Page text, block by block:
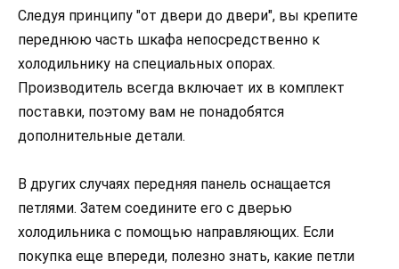
Следуя принципу "от двери до двери", вы крепите
переднюю часть шкафа непосредственно к
холодильнику на специальных опорах.
Производитель всегда включает их в комплект
поставки, поэтому вам не понадобятся
дополнительные детали.
В других случаях передняя панель оснащается
петлями. Затем соедините его с дверью
холодильника с помощью направляющих. Если
покупка еще впереди, полезно знать, какие петли